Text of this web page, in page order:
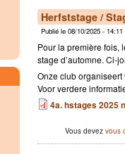
Herfststage /
Publié le 08/10/2025 - 14:11
Pour la première fois,
stage d’automne. Ci-
Onze club
Voor verdere
4a. hstages 2025
Vous devezvous